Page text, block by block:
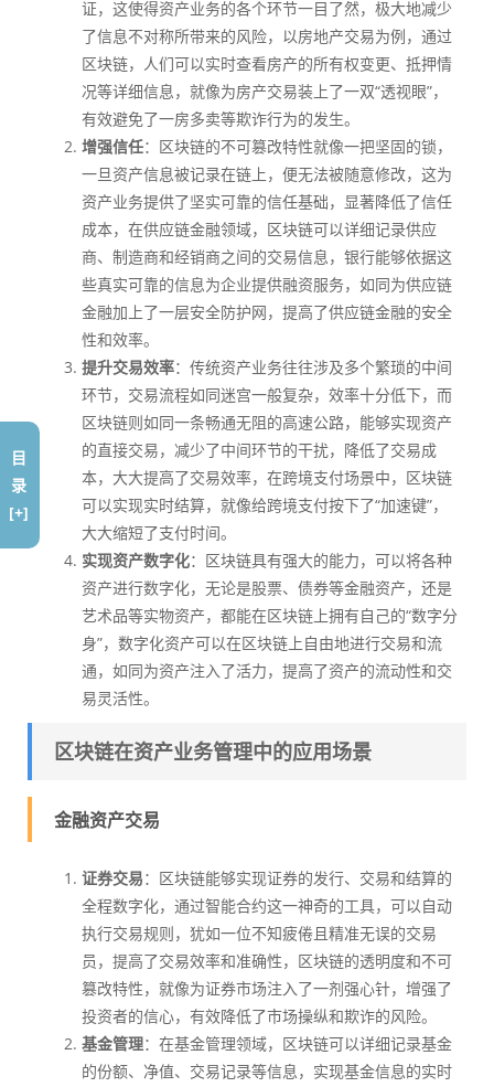
证，这使得资产业务的各个环节一目了然，极大地减少
了信息不对称所带来的风险，以房地产交易为例，通过
区块链，人们可以实时查看房产的所有权变更、抵押情
况等详细信息，就像为房产交易装上了一双“透视眼”，
有效避免了一房多卖等欺诈行为的发生。
增强信任：区块链的不可篡改特性就像一把坚固的锁，
一旦资产信息被记录在链上，便无法被随意修改，这为
资产业务提供了坚实可靠的信任基础，显著降低了信任
成本，在供应链金融领域，区块链可以详细记录供应
商、制造商和经销商之间的交易信息，银行能够依据这
些真实可靠的信息为企业提供融资服务，如同为供应链
金融加上了一层安全防护网，提高了供应链金融的安全
性和效率。
提升交易效率：传统资产业务往往涉及多个繁琐的中间
环节，交易流程如同迷宫一般复杂，效率十分低下，而
区块链则如同一条畅通无阻的高速公路，能够实现资产
的直接交易，减少了中间环节的干扰，降低了交易成
本，大大提高了交易效率，在跨境支付场景中，区块链
可以实现实时结算，就像给跨境支付按下了“加速键”，
大大缩短了支付时间。
实现资产数字化：区块链具有强大的能力，可以将各种
资产进行数字化，无论是股票、债券等金融资产，还是
艺术品等实物资产，都能在区块链上拥有自己的“数字分
身”，数字化资产可以在区块链上自由地进行交易和流
通，如同为资产注入了活力，提高了资产的流动性和交
易灵活性。
区块链在资产业务管理中的应用场景
金融资产交易
证券交易：区块链能够实现证券的发行、交易和结算的
全程数字化，通过智能合约这一神奇的工具，可以自动
执行交易规则，犹如一位不知疲倦且精准无误的交易
员，提高了交易效率和准确性，区块链的透明度和不可
篡改特性，就像为证券市场注入了一剂强心针，增强了
投资者的信心，有效降低了市场操纵和欺诈的风险。
基金管理：在基金管理领域，区块链可以详细记录基金
的份额、净值、交易记录等信息，实现基金信息的实时
目
录
[+]